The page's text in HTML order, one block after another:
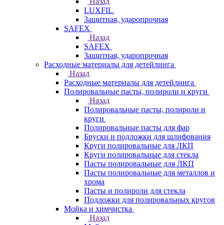
LUXFIL
Защитная, ударопрочная
SAFEX
Назад
SAFEX
Защитная, ударопрочная
Расходные материалы для детейлинга
Назад
Расходные материалы для детейлинга
Полировальные пасты, полироли и круги
Назад
Полировальные пасты, полироли и
круги
Полировальные пасты для фар
Бруски и подложки для шлифования
Круги полировальные для ЛКП
Круги полировальные для стекла
Пасты полировальные для ЛКП
Пасты полировальные для металлов и
хрома
Пасты и полироли для стекла
Подложки для полировальных кругов
Мойка и химчистка
Назад